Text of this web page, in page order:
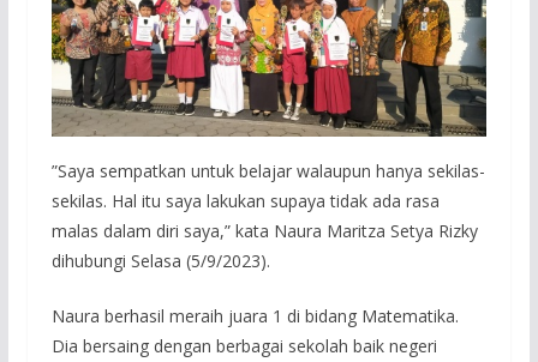
”Saya sempatkan untuk belajar walaupun hanya sekilas-
sekilas. Hal itu saya lakukan supaya tidak ada rasa
malas dalam diri saya,” kata Naura Maritza Setya Rizky
dihubungi Selasa (5/9/2023).
Naura berhasil meraih juara 1 di bidang Matematika.
Dia bersaing dengan berbagai sekolah baik negeri